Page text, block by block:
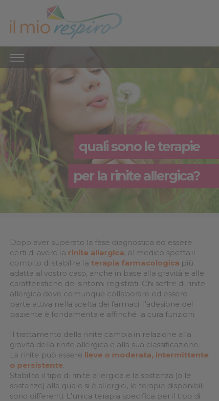
quali sono le terapie
per la rinite allergica?
Dopo aver superato la fase diagnostica ed essere
certi di avere la rinite allergica, al medico spetta il
compito di stabilire la terapia farmacologica più
adatta al vostro caso, anche in base alla gravità e alle
caratteristiche dei sintomi registrati. Chi soffre di rinite
allergica deve comunque collaborare ed essere
parte attiva nella scelta dei farmaci: l'adesione del
paziente è fondamentale affinché la cura funzioni.
Il trattamento della rinite cambia in relazione alla
gravità della rinite allergica e alla sua classificazione.
La rinite può essere lieve o moderata, intermittente
o persistente.
Stabilito il tipo di rinite allergica e la sostanza (o le
sostanze) alla quale si è allergici, le terapie disponibili
sono differenti. L'unica terapia specifica per il tipo di